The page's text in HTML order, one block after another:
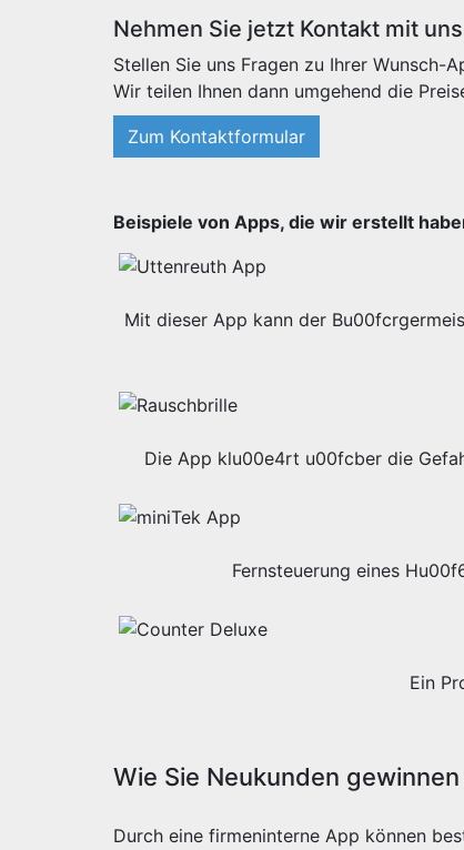
Nehmen Sie jetzt Kontakt mit
Stellen Sie uns Fragen zu Ihrer Wunsch-
Wir teilen Ihnen dann umgehend die
Zum Kontaktformular
Beispiele von Apps, die wir erstellt
Mit dieser App kann der
Die App klu00e4rt u00fcber die
Fernsteuerung eines
Ein
Wie Sie Neukunden
Durch eine firmeninterne App können